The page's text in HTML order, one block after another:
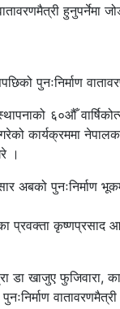
पुनःनिर्माण
६०औँ
कार्यक्रममा
।
अबको पुनःनिर्माण
प्रवक्ता कृष्णप्रसाद
डा खाजुए फुजिवारा,